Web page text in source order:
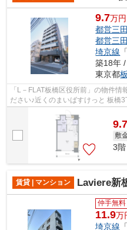
9.7万円
都営三
都営三
埼京線
築18年
東京都
「L－FLAT板橋区役所前」の物件
ださい♪近くのまいばすけっと 板橋
敷
3
賃貸 | マンション Laviere新
仲手無料
11.9万
埼京線